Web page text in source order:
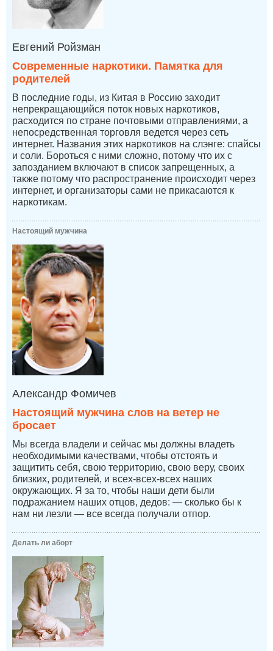
Евгений Ройзман
Современные наркотики. Памятка для
родителей
В последние годы, из Китая в Россию заходит
непрекращающийся поток новых наркотиков,
расходится по стране почтовыми отправлениями, а
непосредственная торговля ведется через сеть
интернет. Названия этих наркотиков на слэнге: спайсы
и соли. Бороться с ними сложно, потому что их с
запозданием включают в список запрещенных, а
также потому что распространение происходит через
интернет, и организаторы сами не прикасаются к
наркотикам.
Настоящий мужчина
Александр Фомичев
Настоящий мужчина слов на ветер не
бросает
Мы всегда владели и сейчас мы должны владеть
необходимыми качествами, чтобы отстоять и
защитить себя, свою территорию, свою веру, своих
близких, родителей, и всех-всех-всех наших
окружающих. Я за то, чтобы наши дети были
подражанием наших отцов, дедов: — сколько бы к
нам ни лезли — все всегда получали отпор.
Делать ли аборт